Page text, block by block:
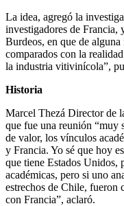
La idea, agregó la
investigadores de Francia,
Burdeos, en que de
comparados con la
la industria vitivinícola”,
Historia
Marcel Thezá Director de
que fue una reunión “muy
de valor, los vínculos
y Francia. Yo sé que hoy
que tiene Estados Unidos,
académicas, pero si uno
estrechos de Chile, fueron
con Francia”, aclaró.